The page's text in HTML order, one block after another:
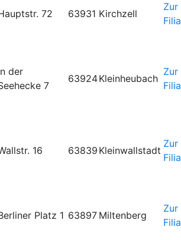
72 63931 Kirchzell
Zur
der
7
63924Kleinheubach
Zur
16 63839 Kleinwallstadt
Zur
Platz 1 63897 Miltenberg
Zur